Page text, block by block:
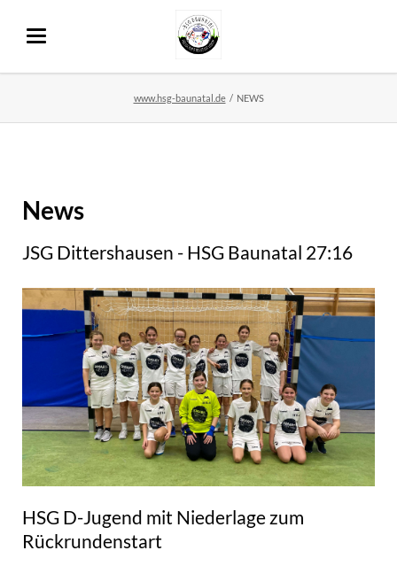
www.hsg-baunatal.de NEWS
News
JSG Dittershausen - HSG Baunatal 27:16
HSG D-Jugend mit Niederlage zum
Rückrundenstart